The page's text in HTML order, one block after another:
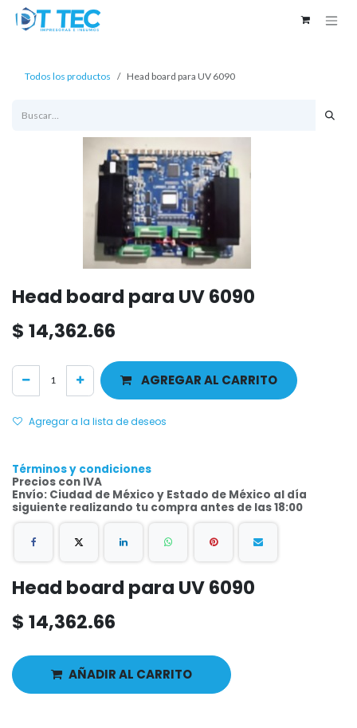
Ir al contenido
Todos los productos Head board para UV 6090
Head board para UV 6090
$ 14,362.66
AGREGAR AL CARRITO
Agregar a la lista de deseos
Términos y condiciones
Precios con IVA
Envío: Ciudad de México y Estado de México al día
siguiente realizando tu compra antes de las 18:00
Head board para UV 6090
$ 14,362.66
AÑADIR AL CARRITO